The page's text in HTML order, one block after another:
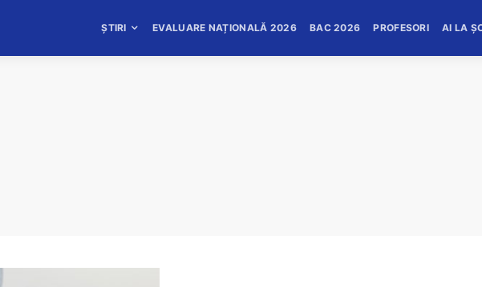
ȘTIRI EVALUARE NAȚIONALĂ 2026 BAC 2026 PROFESORI AI LA